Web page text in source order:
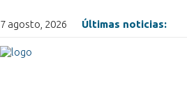
7 agosto, 2026 Últimas noticias: